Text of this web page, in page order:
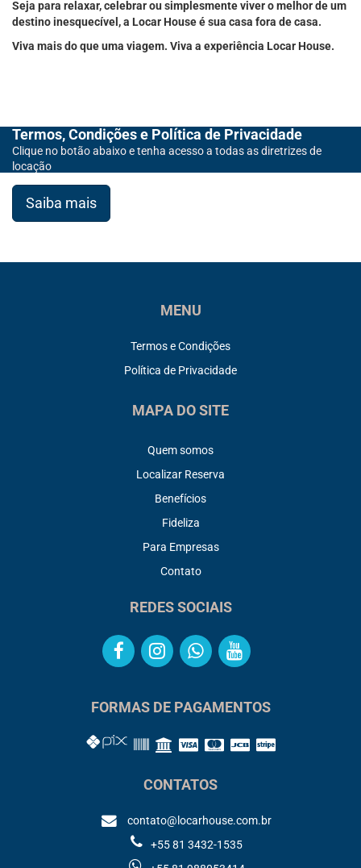
Seja para relaxar, celebrar ou simplesmente viver o melhor de um
destino inesquecível, a Locar House é sua casa fora de casa.
Viva mais do que uma viagem. Viva a experiência Locar House.
Termos, Condições e Política de Privacidade
Clique no botão abaixo e tenha acesso a todas as diretrizes de
locação
Saiba mais
MENU
Termos e Condições
Política de Privacidade
MAPA DO SITE
Quem somos
Localizar Reserva
Benefícios
Fideliza
Para Empresas
Contato
REDES SOCIAIS
FORMAS DE PAGAMENTOS
CONTATOS
contato@locarhouse.com.br
+55 81 3432-1535